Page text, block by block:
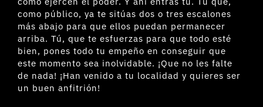
como público, ya te sitúas dos o tres escalones
más abajo para que ellos puedan permanecer
arriba. Tú, que te esfuerzas para que todo esté
bien, pones todo tu empeño en conseguir que
este momento sea inolvidable. ¡Que no les falte
de nada! ¡Han venido a tu localidad y quieres ser
un buen anfitrión!